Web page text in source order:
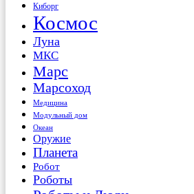
Киборг
Космос
Луна
МКС
Марс
Марсоход
Медицина
Модульный дом
Океан
Оружие
Планета
Робот
Роботы